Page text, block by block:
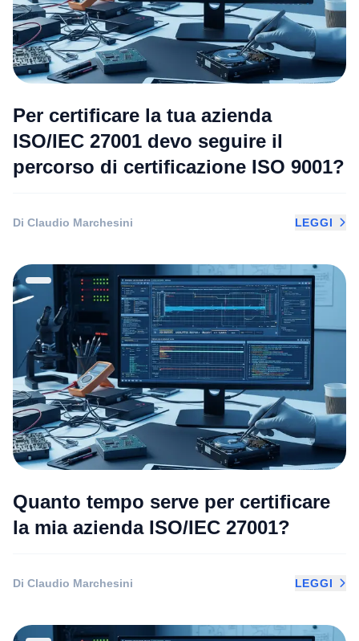
Per certificare la tua azienda
ISO/IEC 27001 devo seguire il
percorso di certificazione ISO 9001?
Di Claudio Marchesini LEGGI
Quanto tempo serve per certificare
la mia azienda ISO/IEC 27001?
Di Claudio Marchesini LEGGI